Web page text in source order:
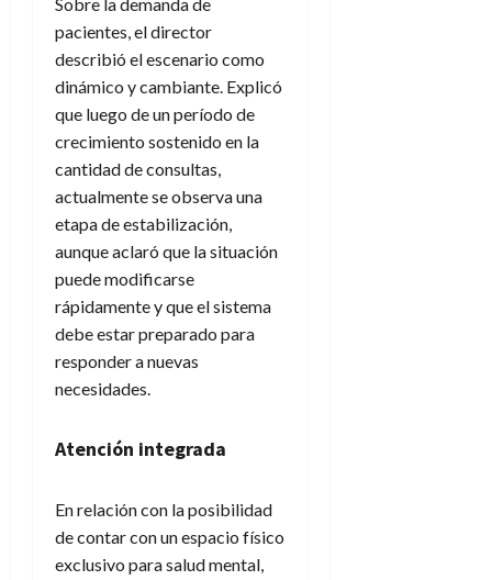
pacientes, el director
describió el escenario como
dinámico y cambiante. Explicó
que luego de un período de
crecimiento sostenido en la
cantidad de consultas,
actualmente se observa una
etapa de estabilización,
aunque aclaró que la situación
puede modificarse
rápidamente y que el sistema
debe estar preparado para
responder a nuevas
necesidades.
Atención integrada
En relación con la posibilidad
de contar con un espacio físico
exclusivo para salud mental,